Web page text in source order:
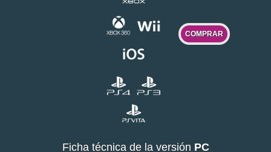
COMPRAR
Ficha técnica de la versión PC